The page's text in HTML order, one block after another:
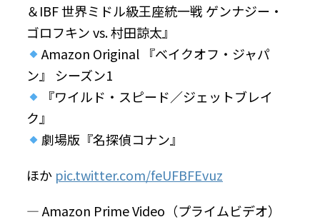
＆IBF 世界ミドル級王座統一戦 ゲンナジー・
ゴロフキン vs. 村田諒太』
Amazon Original 『ベイクオフ・ジャパ
ン』 シーズン1
『ワイルド・スピード／ジェットブレイ
ク』
劇場版『名探偵コナン』
ほか pic.twitter.com/feUFBFEvuz
— Amazon Prime Video（プライムビデオ）